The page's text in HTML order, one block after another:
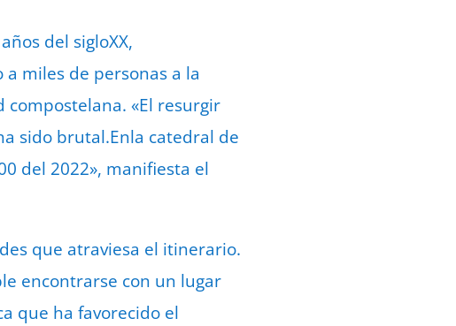
del sigloXX,
miles de personas a la
«El resurgir
sido brutal.Enla catedral de
del 2022», manifiesta el
que atraviesa el itinerario.
encontrarse con un lugar
que ha favorecido el